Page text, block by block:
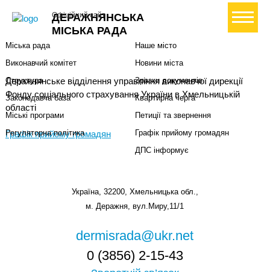
ДЕРАЖНЯНСЬКА
МІСЬКА РАДА
Офіційний сайт+ Створити петицію
Деражнянське відділення управління виконавчої дирекції
Фонду соціального страхування України в Хмельницькій
області
Графік прийому громадян
Міський голова
Міська рада
Виконавчий комітет
Структура
Законодавча база
Міські програми
Регуляторна політика
Наше місто
Новини міста
Зразки документів
Квартирна черга
Петиції та звернення
Графік прийому громадян
ДПС інформує
Україна, 32200, Хмельницька обл.,
м. Деражня, вул.Миру,11/1
dermisrada@ukr.net
0 (3856) 2-15-43